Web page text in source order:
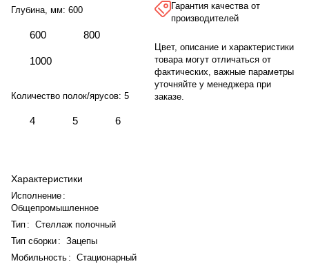
Глубина, мм: 600
600 800
1000
Количество полок/ярусов: 5
4 5 6
Характеристики
Исполнение :
Общепромышленное
Тип : Стеллаж полочный
Тип сборки: Зацепы
Мобильность : Стационарный
Гарантия качества от
производителей
Цвет, описание и характеристики
товара могут отличаться от
фактических, важные параметры
уточняйте у менеджера при
заказе.